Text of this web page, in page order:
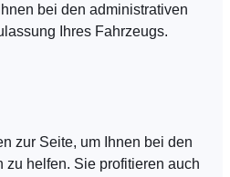
bei den administrativen
Ihres Fahrzeugs.
zur Seite, um Ihnen bei den
zu helfen. Sie profitieren auch